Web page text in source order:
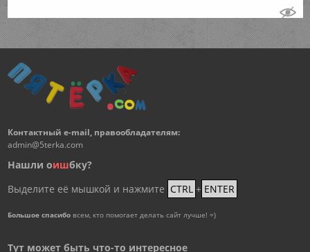
Контактный e-mail, правообладателям:
admin@5terka.com
Нашли оишбку?
Выделите её мышкой и нажмите CTRL + ENTER
Большое спасибовсем, кто помогает делать сайт лучше! =)
Тут может быть что-то интересное